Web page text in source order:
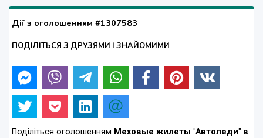
Дії з оголошенням #1307583
ПОДІЛІТЬСЯ З ДРУЗЯМИ І ЗНАЙОМИМИ
Поділіться оголошенням Меховые жилеты "Автоледи" в